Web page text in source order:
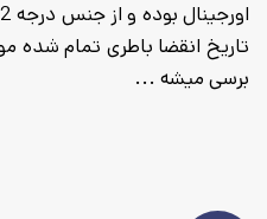
برسی میشه ...